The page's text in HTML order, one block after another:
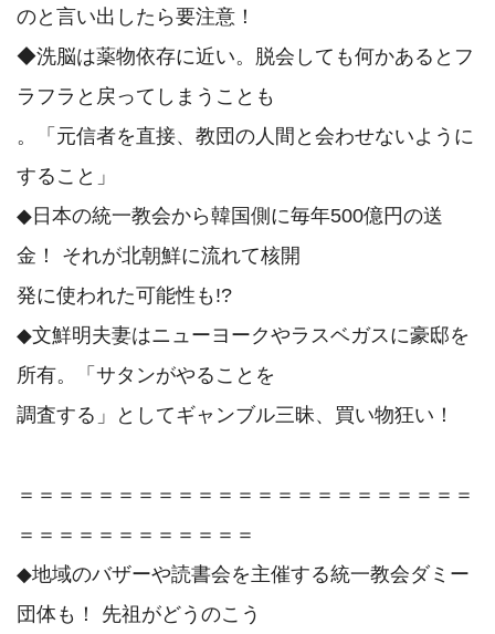
のと言い出したら要注意！
◆洗脳は薬物依存に近い。脱会しても何かあるとフ
ラフラと戻ってしまうことも
。「元信者を直接、教団の人間と会わせないように
すること」
◆日本の統一教会から韓国側に毎年500億円の送
金！ それが北朝鮮に流れて核開
発に使われた可能性も!?
◆文鮮明夫妻はニューヨークやラスベガスに豪邸を
所有。「サタンがやることを
調査する」としてギャンブル三昧、買い物狂い！
＝＝＝＝＝＝＝＝＝＝＝＝＝＝＝＝＝＝＝＝＝＝＝
＝＝＝＝＝＝＝＝＝＝＝＝
◆地域のバザーや読書会を主催する統一教会ダミー